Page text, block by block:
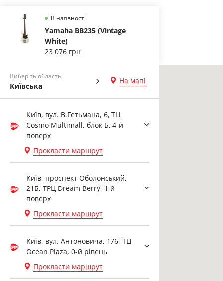
В наявності
Yamaha BB235 (Vintage
White)
23 076 грн
Виберіть область
Київська
На мапі
Київ, вул. В.Гетьмана, 6, ТЦ
Cosmo Multimall, блок Б, 4-й
поверх
Прокласти маршрут
Київ, проспект Оболонський,
21Б, ТРЦ Dream Berry, 1-й
поверх
Прокласти маршрут
Київ, вул. Антоновича, 176, ТЦ
Ocean Plaza, 0-й рівень
Прокласти маршрут